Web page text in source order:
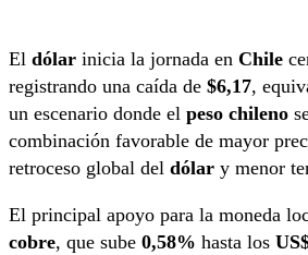
El dólar inicia la jornada en Chile
registrando una caída de $6,17,
un escenario donde el peso chileno
combinación favorable de mayor
retroceso global del dólar y menor
El principal apoyo para la moneda
cobre, que sube 0,58% hasta los